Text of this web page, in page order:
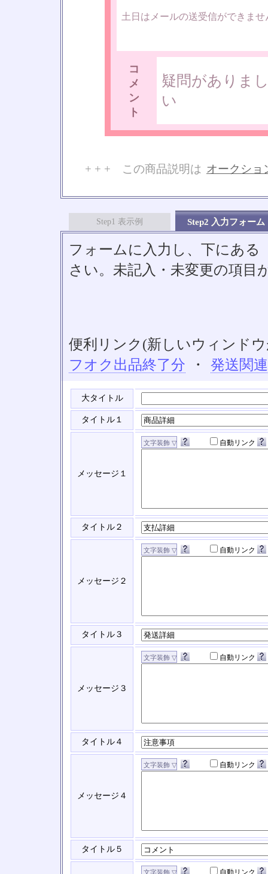
土日はメールの送受信ができませ
コ
メ
ン
ト
疑問がありま
い
+ + + この商品説明は オークショ
Step1 表示例 Step2 入力フォーム
フォームに入力し、下にあ
さい。未記入・未変更の項目
便利リンク(新しいウィンド
フオク出品終了分
・ 発送関
大タイトル
タイトル１
メッセージ１
自動リンク
タイトル２
メッセージ２
自動リンク
タイトル３
メッセージ３
自動リンク
タイトル４
メッセージ４
自動リンク
タイトル５
自動リンク